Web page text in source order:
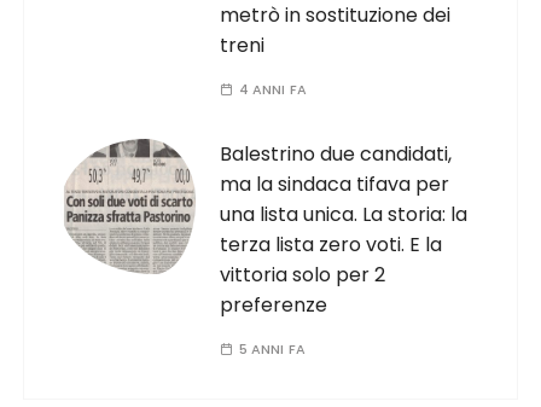
metrò in sostituzione dei
treni
4 ANNI FA
Balestrino due candidati,
ma la sindaca tifava per
una lista unica. La storia: la
terza lista zero voti. E la
vittoria solo per 2
preferenze
5 ANNI FA